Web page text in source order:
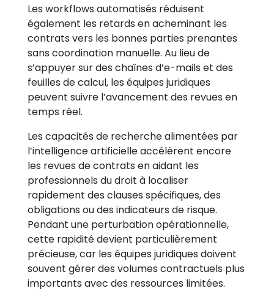
Les workflows automatisés réduisent
également les retards en acheminant les
contrats vers les bonnes parties prenantes
sans coordination manuelle. Au lieu de
s’appuyer sur des chaînes d’e-mails et des
feuilles de calcul, les équipes juridiques
peuvent suivre l’avancement des revues en
temps réel.
Les capacités de recherche alimentées par
l’intelligence artificielle accélèrent encore
les revues de contrats en aidant les
professionnels du droit à localiser
rapidement des clauses spécifiques, des
obligations ou des indicateurs de risque.
Pendant une perturbation opérationnelle,
cette rapidité devient particulièrement
précieuse, car les équipes juridiques doivent
souvent gérer des volumes contractuels plus
importants avec des ressources limitées.